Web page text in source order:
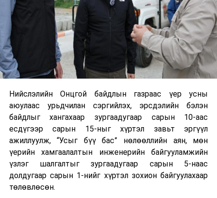
Нийслэлийн Онцгой байдлын газраас үер усны
аюулаас урьдчилан сэргийлэх, эрсдэлийн бэлэн
байдлыг хангахаар зургаадугаар сарын 10-аас
есдүгээр сарын 15-ныг хүртэл завьт эргүүл
ажиллуулж, “Усыг бүү бас” нөлөөллийн аян, мөн
үерийн хамгаалалтын инженерийн байгууламжийн
үзлэг шалгалтыг зургаадугаар сарын 5-наас
долдугаар сарын 1-нийг хүртэл зохион байгуулахаар
төлөвлөсөн.